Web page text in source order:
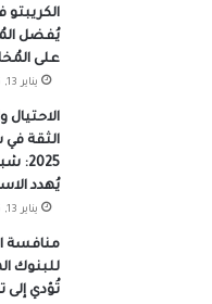
يُفضل
على
يناير 13, 2025
الاحتيال
الثقة في
يُهدد
يناير 13, 2025
منافسة
تُؤدي إلى